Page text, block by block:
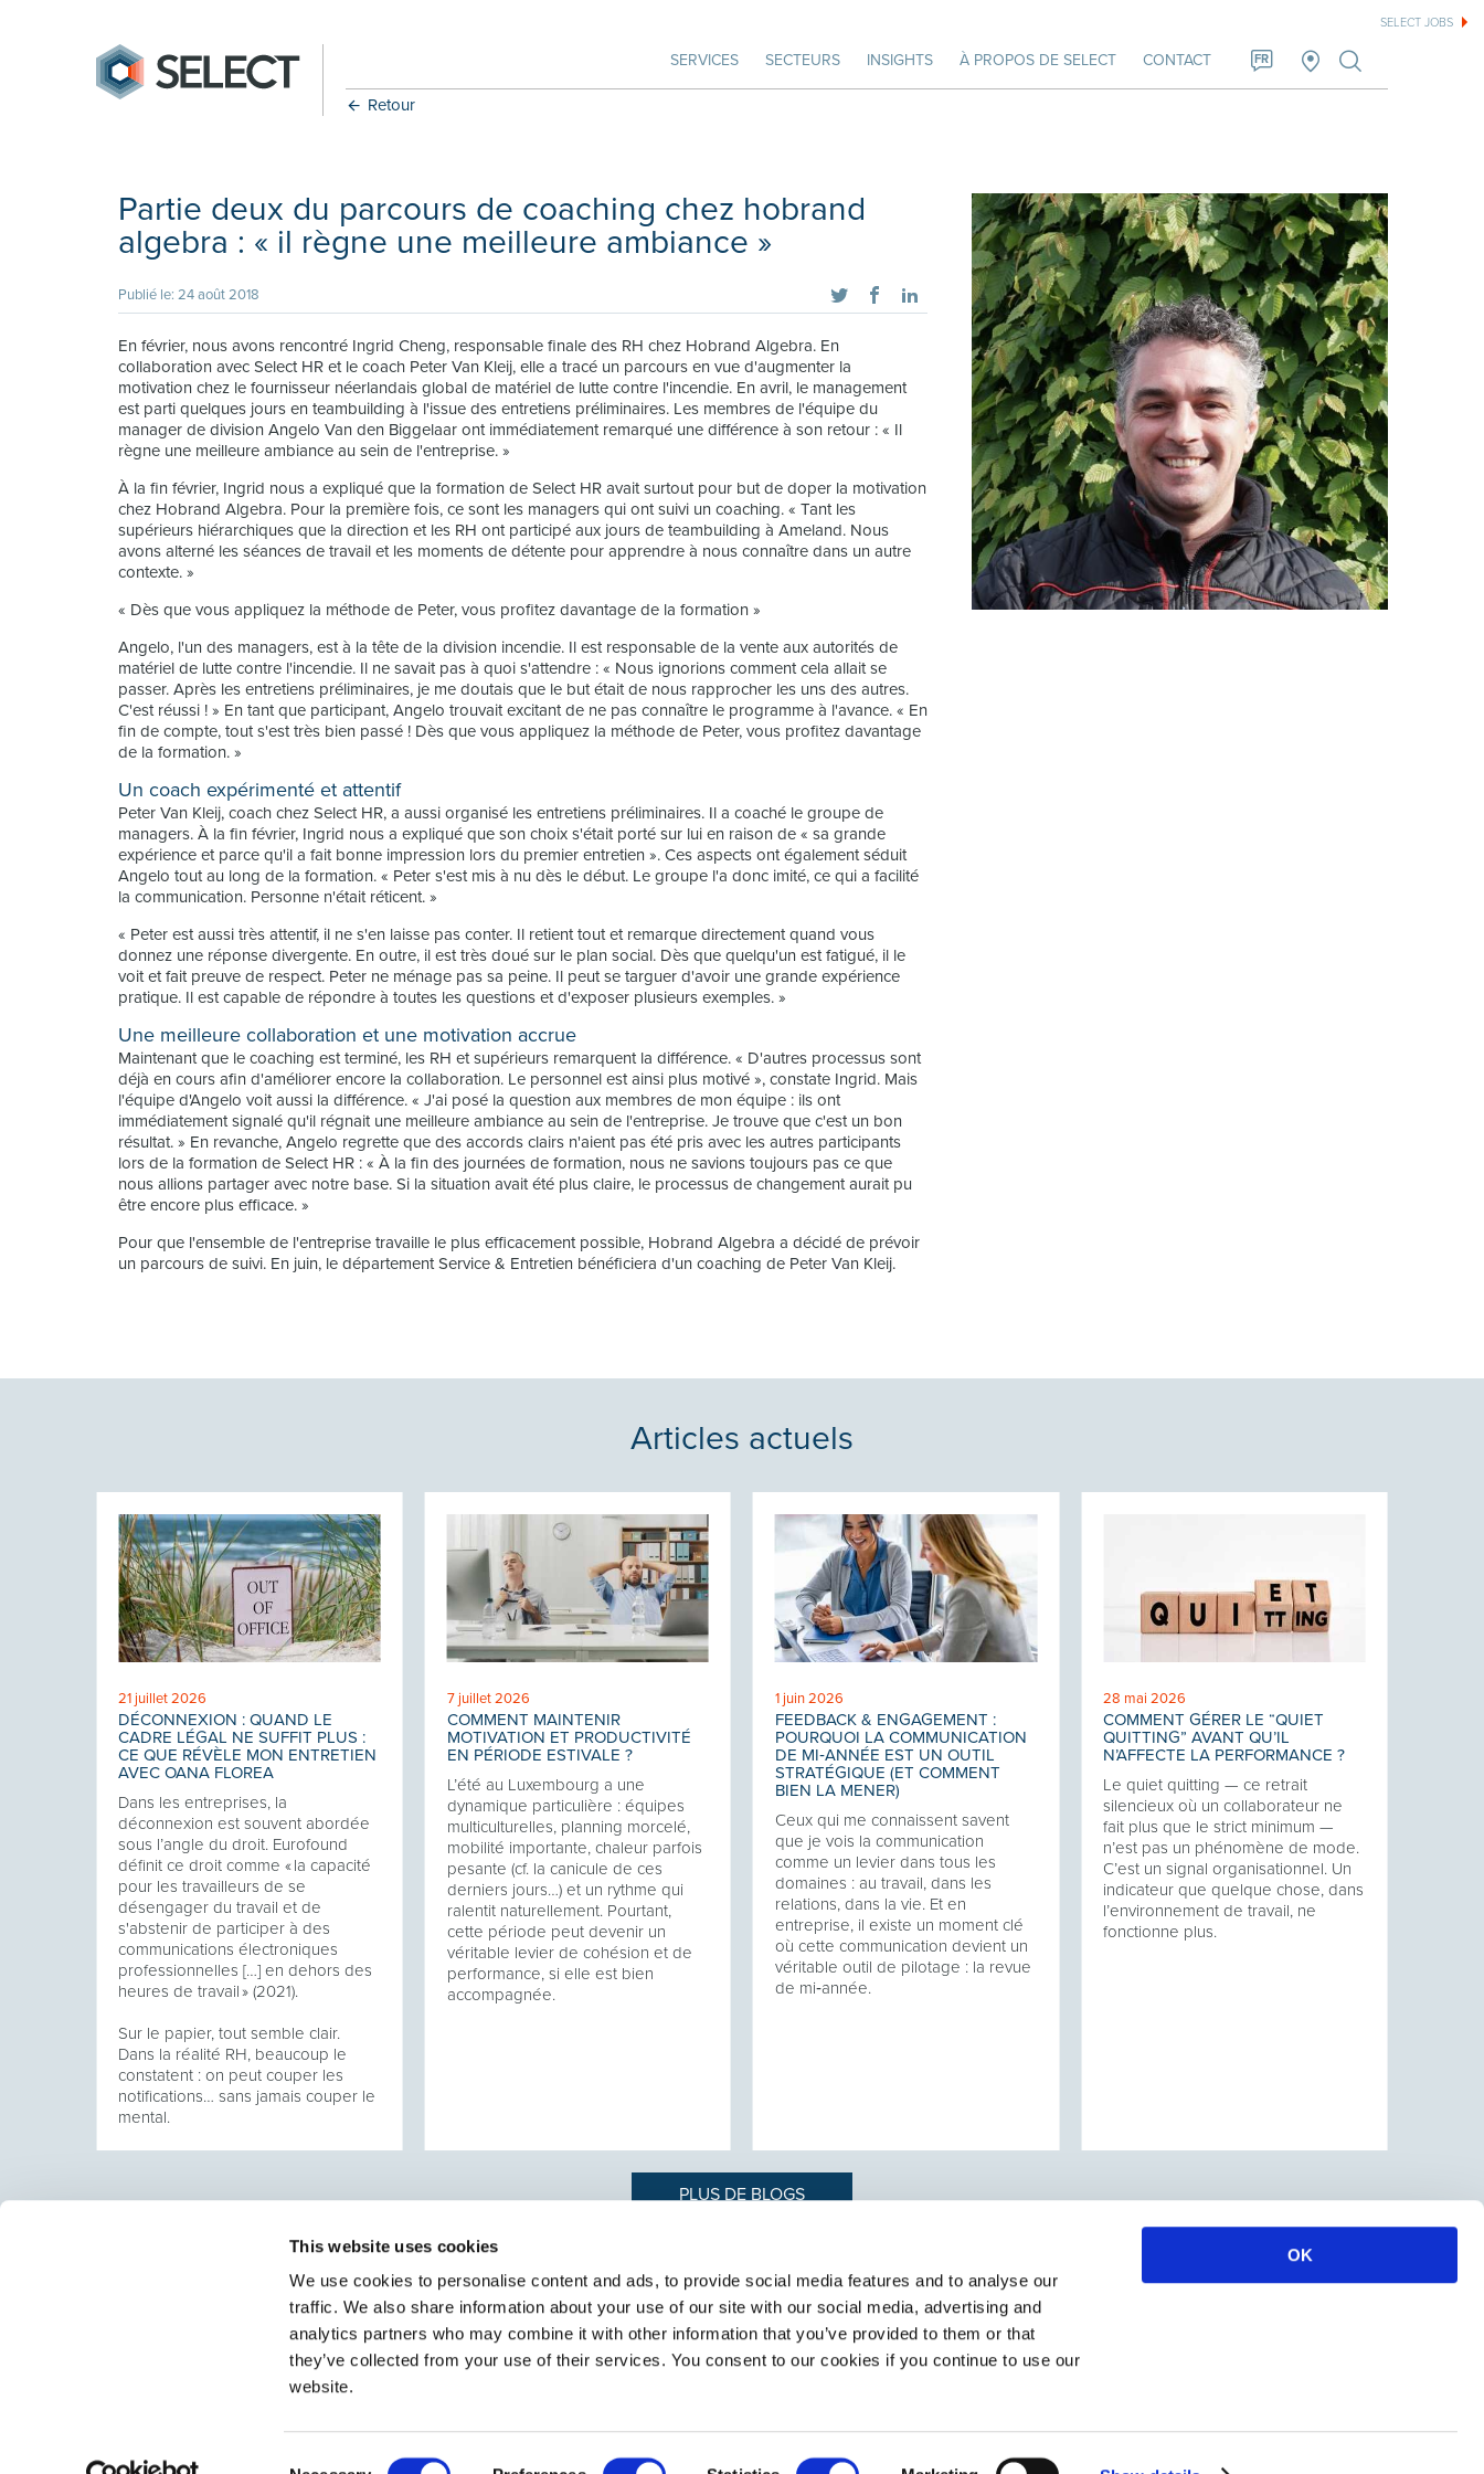
This website uses cookies
We use cookies to personalise content and ads, to provide social media features and to analyse our
traffic. We also share information about your use of our site with our social media, advertising and
analytics partners who may combine it with other information that you’ve provided to them or that
they’ve collected from your use of their services. You consent to our cookies if you continue to use our
website.
OK
SELECT JOBS
SERVICES SECTEURS INSIGHTS À PROPOS DE SELECT CONTACT FR
Retour
Partie deux du parcours de coaching chez hobrand
algebra : « il règne une meilleure ambiance »
Publié le: 24 août 2018
En février, nous avons rencontré Ingrid Cheng, responsable finale des RH chez Hobrand Algebra. En
collaboration avec Select HR et le coach Peter Van Kleij, elle a tracé un parcours en vue d'augmenter la
motivation chez le fournisseur néerlandais global de matériel de lutte contre l'incendie. En avril, le management
est parti quelques jours en teambuilding à l'issue des entretiens préliminaires. Les membres de l'équipe du
manager de division Angelo Van den Biggelaar ont immédiatement remarqué une différence à son retour : « Il
règne une meilleure ambiance au sein de l'entreprise. »
À la fin février, Ingrid nous a expliqué que la formation de Select HR avait surtout pour but de doper la motivation
chez Hobrand Algebra. Pour la première fois, ce sont les managers qui ont suivi un coaching. « Tant les
supérieurs hiérarchiques que la direction et les RH ont participé aux jours de teambuilding à Ameland. Nous
avons alterné les séances de travail et les moments de détente pour apprendre à nous connaître dans un autre
contexte. »
« Dès que vous appliquez la méthode de Peter, vous profitez davantage de la formation »
Angelo, l'un des managers, est à la tête de la division incendie. Il est responsable de la vente aux autorités de
matériel de lutte contre l'incendie. Il ne savait pas à quoi s'attendre : « Nous ignorions comment cela allait se
passer. Après les entretiens préliminaires, je me doutais que le but était de nous rapprocher les uns des autres.
C'est réussi ! » En tant que participant, Angelo trouvait excitant de ne pas connaître le programme à l'avance. « En
fin de compte, tout s'est très bien passé ! Dès que vous appliquez la méthode de Peter, vous profitez davantage
de la formation. »
Un coach expérimenté et attentif
Peter Van Kleij, coach chez Select HR, a aussi organisé les entretiens préliminaires. Il a coaché le groupe de
managers. À la fin février, Ingrid nous a expliqué que son choix s'était porté sur lui en raison de « sa grande
expérience et parce qu'il a fait bonne impression lors du premier entretien ». Ces aspects ont également séduit
Angelo tout au long de la formation. « Peter s'est mis à nu dès le début. Le groupe l'a donc imité, ce qui a facilité
la communication. Personne n'était réticent. »
« Peter est aussi très attentif, il ne s'en laisse pas conter. Il retient tout et remarque directement quand vous
donnez une réponse divergente. En outre, il est très doué sur le plan social. Dès que quelqu'un est fatigué, il le
voit et fait preuve de respect. Peter ne ménage pas sa peine. Il peut se targuer d'avoir une grande expérience
pratique. Il est capable de répondre à toutes les questions et d'exposer plusieurs exemples. »
Une meilleure collaboration et une motivation accrue
Maintenant que le coaching est terminé, les RH et supérieurs remarquent la différence. « D'autres processus sont
déjà en cours afin d'améliorer encore la collaboration. Le personnel est ainsi plus motivé », constate Ingrid. Mais
l'équipe d'Angelo voit aussi la différence. « J'ai posé la question aux membres de mon équipe : ils ont
immédiatement signalé qu'il régnait une meilleure ambiance au sein de l'entreprise. Je trouve que c'est un bon
résultat. » En revanche, Angelo regrette que des accords clairs n'aient pas été pris avec les autres participants
lors de la formation de Select HR : « À la fin des journées de formation, nous ne savions toujours pas ce que
nous allions partager avec notre base. Si la situation avait été plus claire, le processus de changement aurait pu
être encore plus efficace. »
Pour que l'ensemble de l'entreprise travaille le plus efficacement possible, Hobrand Algebra a décidé de prévoir
un parcours de suivi. En juin, le département Service & Entretien bénéficiera d'un coaching de Peter Van Kleij.
Articles actuels
21 juillet 2026
DÉCONNEXION : QUAND LE
CADRE LÉGAL NE SUFFIT PLUS :
CE QUE RÉVÈLE MON ENTRETIEN
AVEC OANA FLOREA
Dans les entreprises, la
déconnexion est souvent abordée
sous l’angle du droit. Eurofound
définit ce droit comme « la capacité
pour les travailleurs de se
désengager du travail et de
s'abstenir de participer à des
communications électroniques
professionnelles […] en dehors des
heures de travail » (2021).
Sur le papier, tout semble clair.
Dans la réalité RH, beaucoup le
constatent : on peut couper les
notifications… sans jamais couper le
mental.
7 juillet 2026
COMMENT MAINTENIR
MOTIVATION ET PRODUCTIVITÉ
EN PÉRIODE ESTIVALE ?
L’été au Luxembourg a une
dynamique particulière : équipes
multiculturelles, planning morcelé,
mobilité importante, chaleur parfois
pesante (cf. la canicule de ces
derniers jours…) et un rythme qui
ralentit naturellement. Pourtant,
cette période peut devenir un
véritable levier de cohésion et de
performance, si elle est bien
accompagnée.
1 juin 2026
FEEDBACK & ENGAGEMENT :
POURQUOI LA COMMUNICATION
DE MI‑ANNÉE EST UN OUTIL
STRATÉGIQUE (ET COMMENT
BIEN LA MENER)
Ceux qui me connaissent savent
que je vois la communication
comme un levier dans tous les
domaines : au travail, dans les
relations, dans la vie. Et en
entreprise, il existe un moment clé
où cette communication devient un
véritable outil de pilotage : la revue
de mi‑année.
28 mai 2026
COMMENT GÉRER LE “QUIET
QUITTING” AVANT QU’IL
N’AFFECTE LA PERFORMANCE ?
Le quiet quitting — ce retrait
silencieux où un collaborateur ne
fait plus que le strict minimum —
n’est pas un phénomène de mode.
C’est un signal organisationnel. Un
indicateur que quelque chose, dans
l’environnement de travail, ne
fonctionne plus.
PLUS DE BLOGS
Select rapproche les talents et l’employeur. Outre le recrutement de
talents, nous vous proposons un package complet de services RH
SELECT HR
À propos de Select
Contact